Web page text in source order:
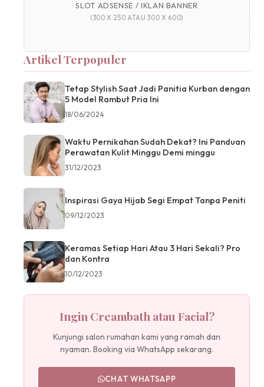
SLOT ADSENSE / IKLAN BANNER
(300 X 250 ATAU 300 X 600)
Artikel Terpopuler
Tetap Stylish Saat Jadi Panitia Kurban dengan
5 Model Rambut Pria Ini
18/06/2024
Waktu Pernikahan Sudah Dekat? Ini Panduan
Perawatan Kulit Minggu Demi minggu
31/12/2023
Inspirasi Gaya Hijab Segi Empat Tanpa Peniti
09/12/2023
Keramas Setiap Hari Atau 3 Hari Sekali? Pro
dan Kontra
10/12/2023
Ingin Creambath atau Facial?
Kunjungi salon rumahan kami yang ramah dan
nyaman. Booking via WhatsApp sekarang.
CHAT WHATSAPP